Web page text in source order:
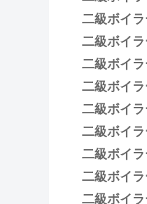
二級ボイ
二級ボイ
二級ボイ
二級ボイ
二級ボイ
二級ボイ
二級ボイ
二級ボイ
二級ボイ